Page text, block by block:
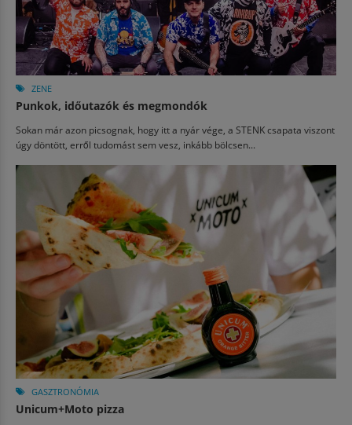
ZENE
Punkok, időutazók és megmondók
Sokan már azon picsognak, hogy itt a nyár vége, a STENK csapata viszont
úgy döntött, erről tudomást sem vesz, inkább bölcsen...
GASZTRONÓMIA
Unicum+Moto pizza